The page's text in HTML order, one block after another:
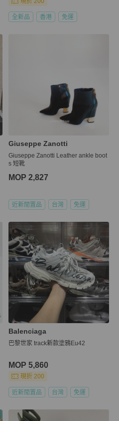
全新品 香港 免運
Giuseppe Zanotti
Giuseppe Zanotti Leather ankle boot
s 短靴
MOP 2,827
近新閒置品 台灣 免運
Balenciaga
巴黎世家 track新款塗鴉Eu42
MOP 5,860
現折 200
近新閒置品 台灣 免運